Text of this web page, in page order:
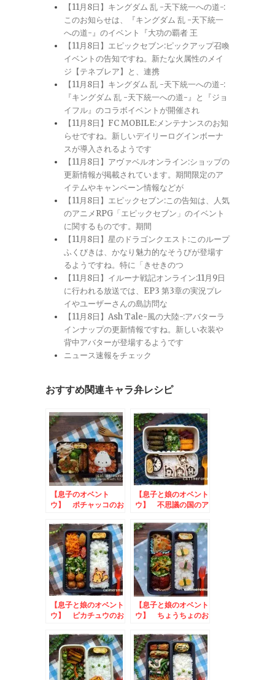
【11月8日】キングダム 乱 -天下統一への道-:
このお知らせは、『キングダム 乱 -天下統一
への道-』のイベント『大功の覇者 王
【11月8日】エピックセブン:ピックアップ召喚
イベントの告知ですね。新たな火属性のメイ
ジ【テネブレア】と、連携
【11月8日】キングダム 乱 -天下統一への道-:
『キングダム 乱 -天下統一への道-』と『ジョ
イフル』のコラボイベントが開催され
【11月8日】FC MOBILE:メンテナンスのお知
らせですね。新しいデイリーログインボーナ
スが導入されるようです
【11月8日】アヴァベルオンライン:ショップの
更新情報が掲載されています。期間限定のア
イテムやキャンペーン情報などが
【11月8日】エピックセブン:この告知は、人気
のアニメRPG「エピックセブン」のイベント
に関するものです。期間
【11月8日】星のドラゴンクエスト:このループ
ふくびきは、かなり魅力的なそうびが登場す
るようですね。特に「きせきのつ
【11月8日】イルーナ戦記オンライン:11月9日
に行われる放送では、EP3 第3章の実況プレ
イやユーザーさんの島訪問な
【11月8日】Ash Tale-風の大陸-:アバターラ
インナップの更新情報ですね。新しい衣装や
背中アバターが登場するようです
ニュース速報をチェック
おすすめ関連キャラ弁レシピ
【息子のオベント
ウ】 ポチャッコのお
【息子と娘のオベント
ウ】 不思議の国のア
【息子と娘のオベント
ウ】 ピカチュウのお
【息子と娘のオベント
ウ】 ちょうちょのお